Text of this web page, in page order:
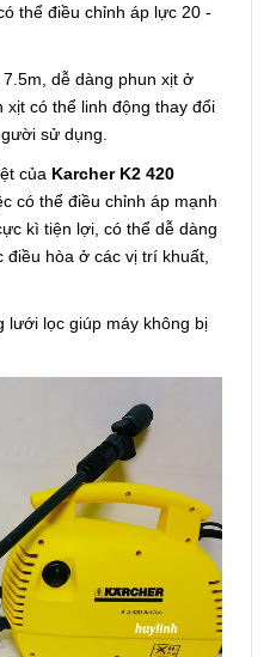
thể điều chỉnh áp lực 20 -
dễ dàng phun xịt ở
xịt có thể linh động thay đổi
sử dụng.
của Karcher K2 420
có thể điều chỉnh áp mạnh
kì tiện lợi, có thể dễ dàng
hòa ở các vị trí khuất,
lọc giúp máy không bị